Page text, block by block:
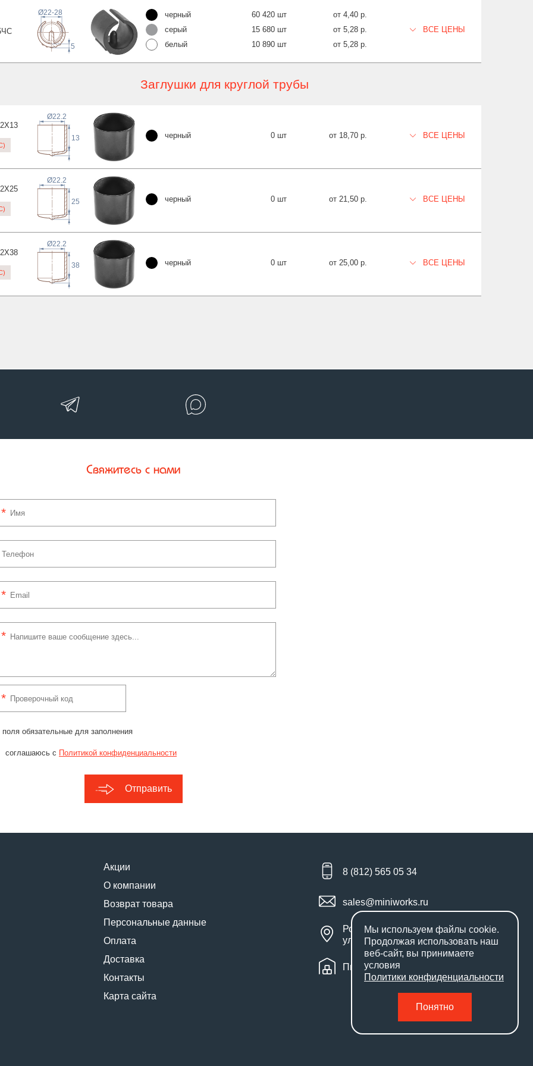
ЧС
5
Ø22-28
черный
серый
белый
60 420 шт
15 680 шт
10 890 шт
от 4,40 р.
от 5,28 р.
от 5,28 р.
ВСЕ ЦЕНЫ
Заглушки для круглой трубы
13
Ø22.2
13 черный 0 шт от 18,70 р. ВСЕ ЦЕНЫ
25
Ø22.2
25 черный 0 шт от 21,50 р. ВСЕ ЦЕНЫ
38
Ø22.2
38 черный 0 шт от 25,00 р. ВСЕ ЦЕНЫ
Свяжитесь с нами
обязательные для заполнения
соглашаюсь с Политикой конфиденциальности
Отправить
Акции
О компании
Возврат товара
Персональные данные
Оплата
Доставка
Контакты
Карта сайта
8 (812) 565 05 34
sales@miniworks.ru
Россия, Санкт-Петербург,
улица Маршала Новикова, 28Е
Пн – Пт: с 9:00 до 18:00
Мы используем файлы cookie.
Продолжая использовать наш
веб-сайт, вы принимаете
условия
Политики конфиденциальности
Понятно